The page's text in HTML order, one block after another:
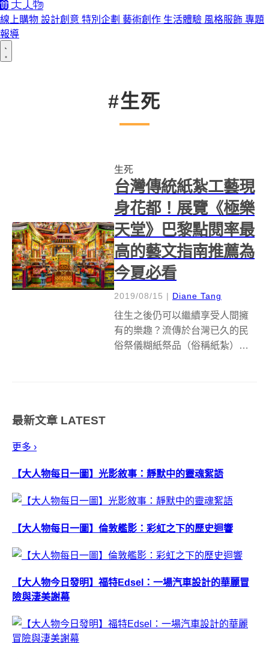
線上購物 設計創意 特別企劃 藝術創作 生活體驗 風格服飾 專題
報導
#生死
生死
台灣傳統紙紮工藝現
身花都！展覽《極樂
天堂》巴黎點閱率最
高的藝文指南推薦為
今夏必看
2019/08/15 | Diane Tang
往生之後仍可以繼續享受人間擁
有的樂趣？流傳於台灣已久的民
俗祭儀糊紙祭品（俗稱紙紮）的
最新文章 LATEST
更多 ›
【大人物每日一圖】光影敘事：靜默中的靈魂絮語
【大人物每日一圖】倫敦艦影：彩虹之下的歷史迴響
【大人物今日發明】福特Edsel：一場汽車設計的華麗冒
險與淒美謝幕